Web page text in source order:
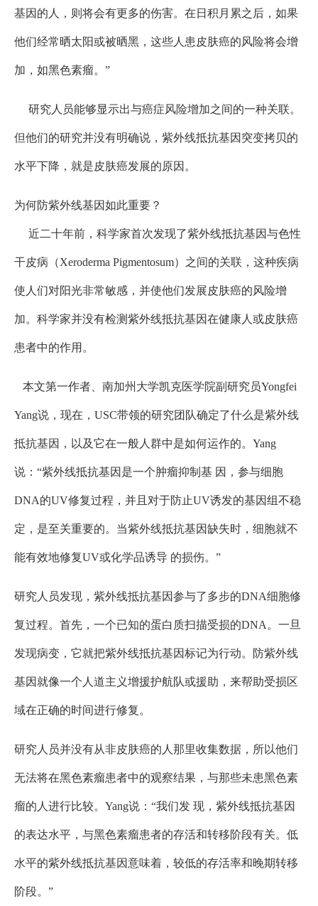
基因的人，则将会有更多的伤害。在日积月累之后，如果
他们经常晒太阳或被晒黑，这些人患皮肤癌的风险将会增
加，如黑色素瘤。”
研究人员能够显示出与癌症风险增加之间的一种关联。
但他们的研究并没有明确说，紫外线抵抗基因突变拷贝的
水平下降，就是皮肤癌发展的原因。
为何防紫外线基因如此重要？
近二十年前，科学家首次发现了紫外线抵抗基因与色性
干皮病（Xeroderma Pigmentosum）之间的关联，这种疾病
使人们对阳光非常敏感，并使他们发展皮肤癌的风险增
加。科学家并没有检测紫外线抵抗基因在健康人或皮肤癌
患者中的作用。
本文第一作者、南加州大学凯克医学院副研究员Yongfei
Yang说，现在，USC带领的研究团队确定了什么是紫外线
抵抗基因，以及它在一般人群中是如何运作的。Yang
说：“紫外线抵抗基因是一个肿瘤抑制基 因，参与细胞
DNA的UV修复过程，并且对于防止UV诱发的基因组不稳
定，是至关重要的。当紫外线抵抗基因缺失时，细胞就不
能有效地修复UV或化学品诱导 的损伤。”
研究人员发现，紫外线抵抗基因参与了多步的DNA细胞修
复过程。首先，一个已知的蛋白质扫描受损的DNA。一旦
发现病变，它就把紫外线抵抗基因标记为行动。防紫外线
基因就像一个人道主义增援护航队或援助，来帮助受损区
域在正确的时间进行修复。
研究人员并没有从非皮肤癌的人那里收集数据，所以他们
无法将在黑色素瘤患者中的观察结果，与那些未患黑色素
瘤的人进行比较。Yang说：“我们发 现，紫外线抵抗基因
的表达水平，与黑色素瘤患者的存活和转移阶段有关。低
水平的紫外线抵抗基因意味着，较低的存活率和晚期转移
阶段。”